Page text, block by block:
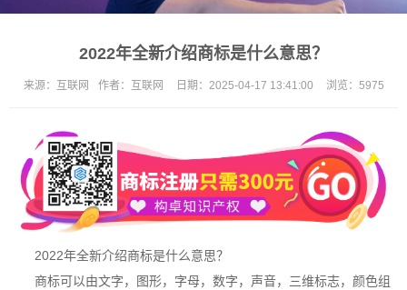
2022年全新介绍商标是什么意思？
来源： 互联网 作者： 互联网 日期： 2025-04-17 13:41:00 浏览： 5975
2022年全新介绍商标是什么意思？
商标可以由文字，图形，字母，数字，声音，三维标志，颜色组